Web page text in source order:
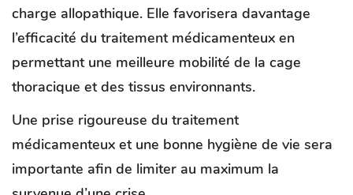
charge allopathique. Elle favorisera davantage
l’efficacité du traitement médicamenteux en
permettant une meilleure mobilité de la cage
thoracique et des tissus environnants.
Une prise rigoureuse du traitement
médicamenteux et une bonne hygiène de vie sera
importante afin de limiter au maximum la